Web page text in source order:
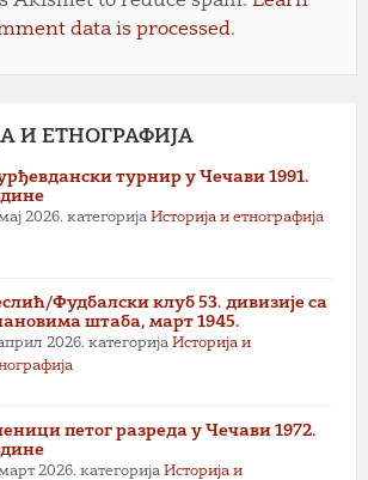
data is processed.
И ЕТНОГРАФИЈА
турнир у Чечави 1991.
2026. категорија Историја и етнографија
Фудбалски клуб 53. дивизије са
штаба, март 1945.
2026. категорија Историја и
петог разреда у Чечави 1972.
2026. категорија Историја и